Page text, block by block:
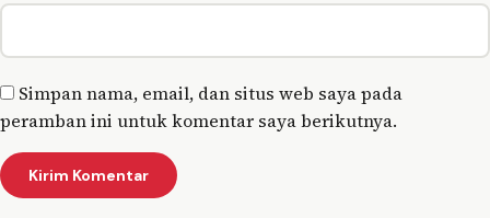
Simpan nama, email, dan situs web saya pada
peramban ini untuk komentar saya berikutnya.